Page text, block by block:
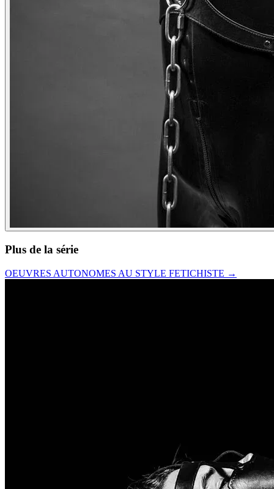
Plus de la série
OEUVRES AUTONOMES AU STYLE FETICHISTE →